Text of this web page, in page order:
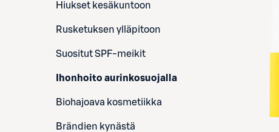
Hiukset kesäkuntoon
Rusketuksen ylläpitoon
Suositut SPF-meikit
Ihonhoito aurinkosuojalla
Biohajoava kosmetiikka
Brändien kynästä